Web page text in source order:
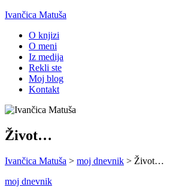
Ivančica Matuša
O knjizi
O meni
Iz medija
Rekli ste
Moj blog
Kontakt
Život…
Ivančica Matuša > moj dnevnik > Život…
moj dnevnik